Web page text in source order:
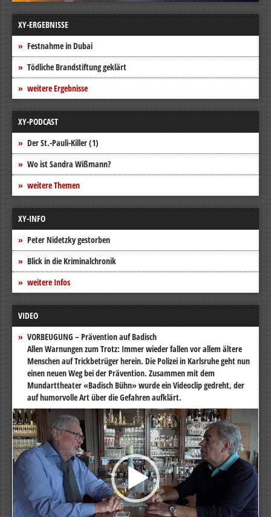
XY-ERGEBNISSE
Festnahme in Dubai
Tödliche Brandstiftung geklärt
weitere Ergebnisse
XY-PODCAST
Der St.-Pauli-Killer (1)
Wo ist Sandra Wißmann?
weitere Themen
XY-INFO
Peter Nidetzky gestorben
Blick in die Kriminalchronik
weitere Infos
VIDEO
VORBEUGUNG – Prävention auf Badisch
Allen Warnungen zum Trotz: Immer wieder fallen vor allem ältere
Menschen auf Trickbetrüger herein. Die Polizei in Karlsruhe geht nun
einen neuen Weg bei der Prävention. Zusammen mit dem
Mundarttheater «Badisch Bühn» wurde ein Videoclip gedreht, der
auf humorvolle Art über die Gefahren aufklärt.
Video-
Player